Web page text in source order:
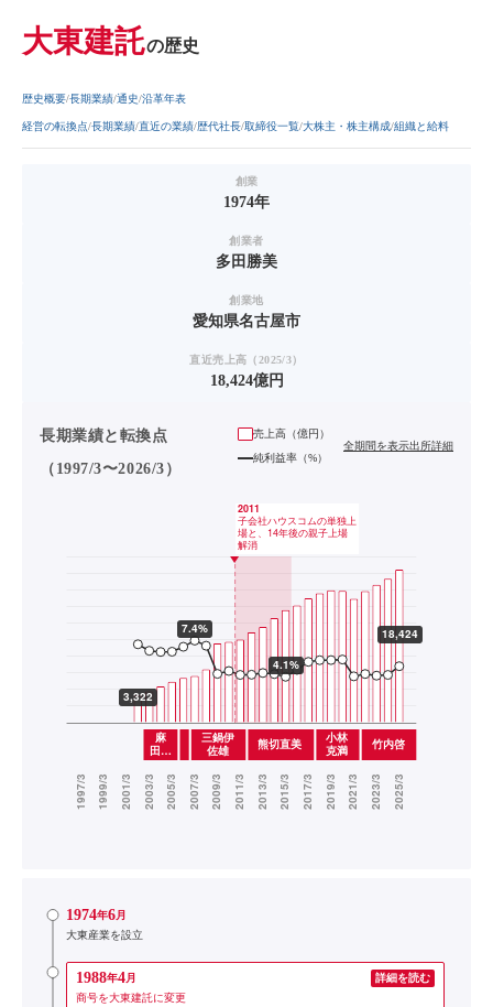
大東建託の歴史
歴史概要 長期業績 通史 沿革年表
経営の転換点 長期業績 直近の業績 歴代社長 取締役一覧 大株主・株主構成 組織と給料
創業
1974年
創業者
多田勝美
創業地
愛知県名古屋市
直近売上高（2025/3）
18,424億円
長期業績と転換点
（1997/3〜2026/3）
売上高（億円）
純利益率（%）
全期間を表示出所詳細
1974年6月
大東産業を設立
1988年4月
詳細を読む
商号を大東建託に変更